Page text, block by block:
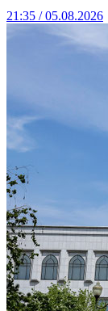
21:35 / 05.08.2026